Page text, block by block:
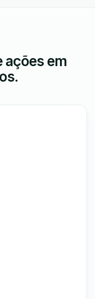
ações em